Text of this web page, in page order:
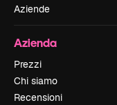
Aziende
Azienda
Prezzi
Chi siamo
Recensioni